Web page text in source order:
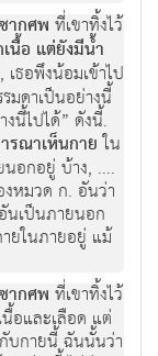
ากศพ ที่เขาทิ้งไว้
นื้อ แต่ยังมีน้ำ
เธอพึงน้อมเข้าไป
ดาเป็นอย่างนี้
นี้ไปได้” ดังนี้.
รณาเห็นกายใน
อกอยู่ บ้าง, ....
หมวด ก. อันว่า
นเป็นภายนอก
ยในภายอยู่ แม้
ากศพ ที่เขาทิ้งไว้
อและเลือด แต่
บกายนี้ ฉันนั้นว่า